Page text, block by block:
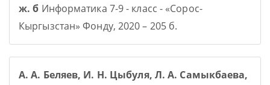
ж. б Информатика 7-9 - класс - «Сорос-
Кыргызстан» Фонду, 2020 – 205 б.
А. А. Беляев, И. Н. Цыбуля, Л. А. Самыкбаева,